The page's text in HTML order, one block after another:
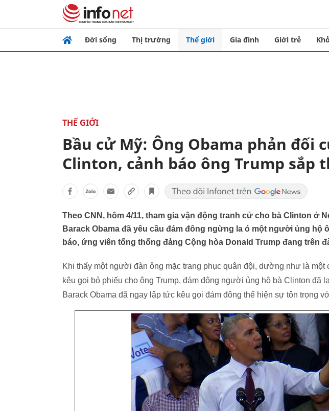
Đời sống Thị trường Thế giới Gia đình Giới trẻ
THẾ GIỚI
Bầu cử Mỹ: Ông Obama phản đối
Clinton, cảnh báo ông Trump sắp
Theo CNN, hôm 4/11, tham gia vận động tranh cử cho bà Clinton ở
Barack Obama đã yêu cầu đám đông ngừng la ó một người ủng hộ
báo, ứng viên tổng thống đảng Cộng hòa Donald Trump đang trên
Khi thấy một người đàn ông mặc trang phục quân đội, dường như là
kêu gọi bỏ phiếu cho ông Trump, đám đông người ủng hộ bà Clinton đã
Barack Obama đã ngay lập tức kêu gọi đám đông thể hiện sự tôn trọng